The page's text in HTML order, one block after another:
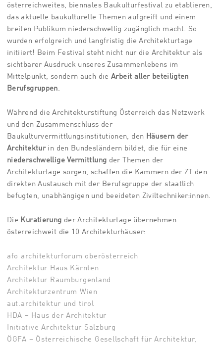
österreichweites, biennales Baukulturfestival zu etablieren,
das aktuelle baukulturelle Themen aufgreift und einem
breiten Publikum niederschwellig zugänglich macht. So
wurden erfolgreich und langfristig die Architekturtage
initiiert! Beim Festival steht nicht nur die Architektur als
sichtbarer Ausdruck unseres Zusammenlebens im
Mittelpunkt, sondern auch dieArbeit aller beteiligten
Berufsgruppen.
Während die Architekturstiftung Österreich das Netzwerk
und den Zusammenschluss der
Baukulturvermittlungsinstitutionen, den Häusern der
Architekturin den Bundesländern bildet, die für eine
niederschwellige Vermittlung der Themen der
Architekturtage sorgen, schaffen die Kammern der ZT den
direkten Austausch mit der Berufsgruppe der staatlich
befugten, unabhängigen und beeideten Ziviltechniker:innen.
Die Kuratierung der Architekturtage übernehmen
österreichweit die 10 Architekturhäuser:
afo architekturforum oberösterreich
Architektur Haus Kärnten
Architektur Raumburgenland
Architekturzentrum Wien
aut.architektur und tirol
HDA – Haus der Architektur
Initiative Architektur Salzburg
ÖGFA – Österreichische Gesellschaft für Architektur,